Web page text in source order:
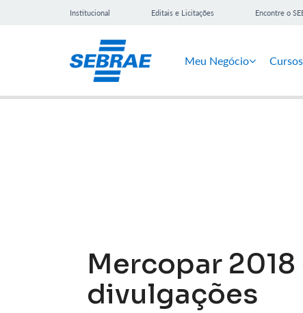
Institucional Editais e Licitações Encontre o
Meu Negócio Cursos
Mercopar
divulgações